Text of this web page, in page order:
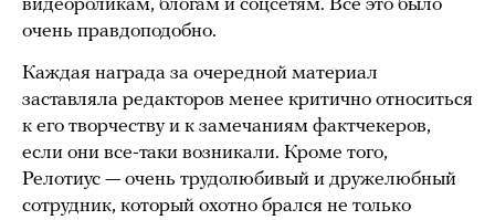
видеороликам, блогам и соцсетям. Все это было
очень правдоподобно.
Каждая награда за очередной материал
заставляла редакторов менее критично относиться
к его творчеству и к замечаниям фактчекеров,
если они все-таки возникали. Кроме того,
Релотиус — очень трудолюбивый и дружелюбный
сотрудник, который охотно брался не только